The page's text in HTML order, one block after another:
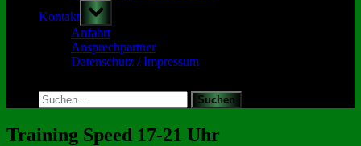
Kontakt
Toggle
sub-
menu
Anfahrt
Ansprechpartner
Datenschutz / Impressum
search
form
Suchen
nach:
Training Speed 17-21 Uhr